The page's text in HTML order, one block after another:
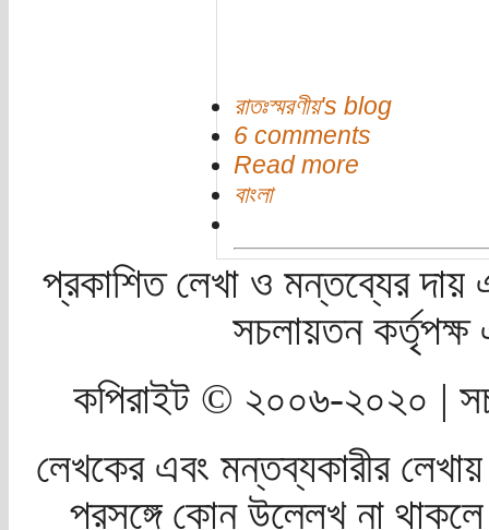
রাতঃস্মরণীয়'s blog
6 comments
Read more
বাংলা
প্রকাশিত লেখা ও মন্তব্যের দায়
সচলায়তন
কপিরাইট © ২০০৬-২০২০ |
লেখকের এবং মন্তব্যকারীর
প্রসঙ্গে কোন উল্লেখ না